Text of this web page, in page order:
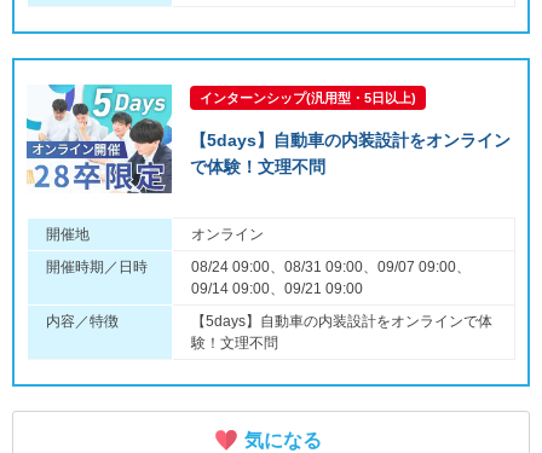
インターンシップ(汎用型・5日以上)
【5days】自動車の内装設計をオンライン
で体験！文理不問
開催地
オンライン
開催時期／日時
08/24 09:00、08/31 09:00、09/07 09:00、
09/14 09:00、09/21 09:00
内容／特徴
【5days】自動車の内装設計をオンラインで体
験！文理不問
気になる